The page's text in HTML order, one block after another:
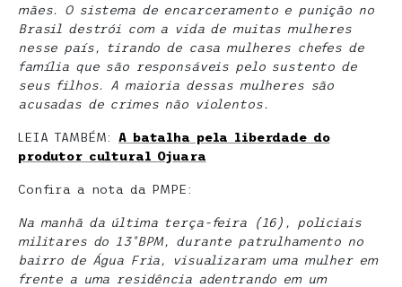
mães. O sistema de encarceramento e punição no
Brasil destrói com a vida de muitas mulheres
nesse país, tirando de casa mulheres chefes de
família que são responsáveis pelo sustento de
seus filhos. A maioria dessas mulheres são
acusadas de crimes não violentos.
LEIA TAMBÉM:A batalha pela liberdade do
produtor cultural Ojuara
Confira a nota da PMPE:
Na manhã da última terça-feira (16), policiais
militares do 13ºBPM, durante patrulhamento no
bairro de Água Fria, visualizaram uma mulher em
frente a uma residência adentrando em um